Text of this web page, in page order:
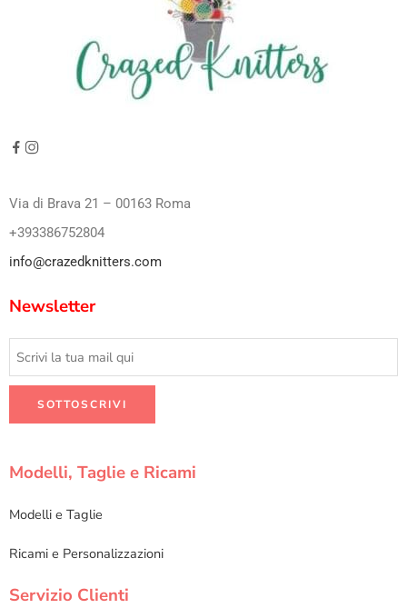
Via di Brava 21 – 00163 Roma
+393386752804
info@crazedknitters.com
Newsletter
Modelli, Taglie e Ricami
Modelli e Taglie
Ricami e Personalizzazioni
Servizio Clienti